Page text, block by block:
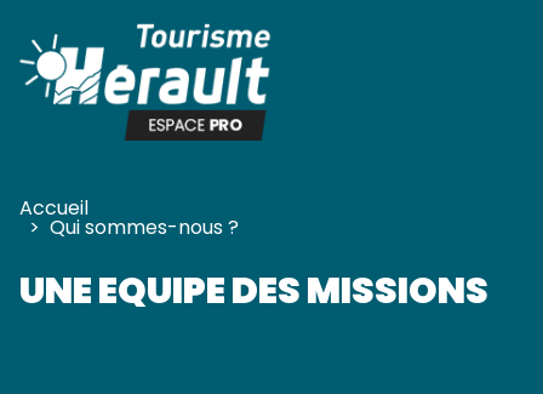
Accueil
> Qui sommes-nous ?
UNE EQUIPE DES MISSIONS